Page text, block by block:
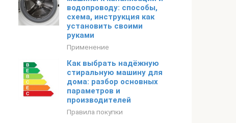
водопроводу: способы,
схема, инструкция как
установить своими
руками
Применение
Как выбрать надёжную
стиральную машину для
дома: разбор основных
параметров и
производителей
Правила покупки